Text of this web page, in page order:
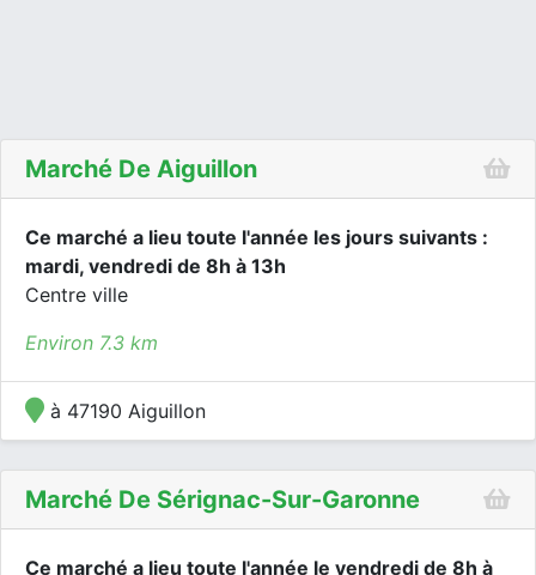
Marché De Aiguillon
Ce marché a lieu toute l'année les jours suivants :
mardi, vendredi de 8h à 13h
Centre ville
Environ 7.3 km
à 47190 Aiguillon
Marché De Sérignac-Sur-Garonne
Ce marché a lieu toute l'année le vendredi de 8h à